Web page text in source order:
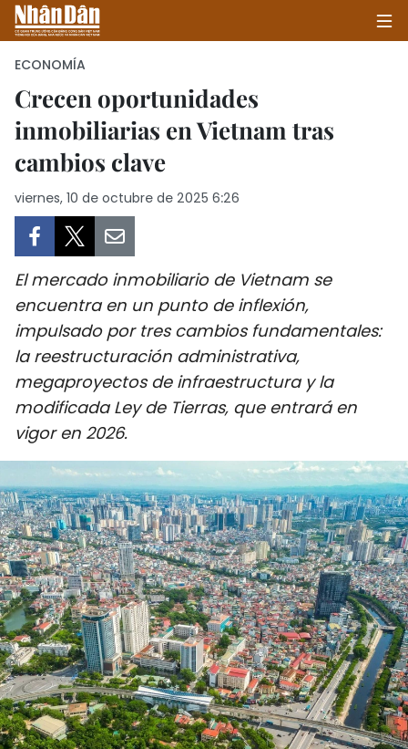
INICIO
POLÍTICA
SALUD - MEDIO AMBIENTE
CULTURA - ENTRETENIMIENTO
INTERNACIONAL
VIAJES
PUENTE DE AMISTAD
HISTORIAS MULTIMEDIA
FOTOGRAFÍA
¿QUIÉNES SOMOS?
TIẾNG VIỆT
ECONOMÍA
Crecen oportunidades
inmobiliarias en Vietnam tras
cambios clave
viernes, 10 de octubre de 2025 6:26
El mercado inmobiliario de Vietnam se
encuentra en un punto de inflexión,
impulsado por tres cambios fundamentales:
la reestructuración administrativa,
megaproyectos de infraestructura y la
modificada Ley de Tierras, que entrará en
vigor en 2026.